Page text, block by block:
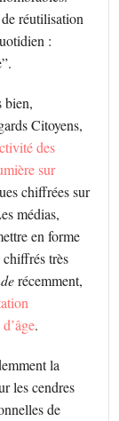
réutilisation
:
bien,
Citoyens,
des
sur
chiffrées sur
médias,
en forme
très
récemment,
.
la
les cendres
de